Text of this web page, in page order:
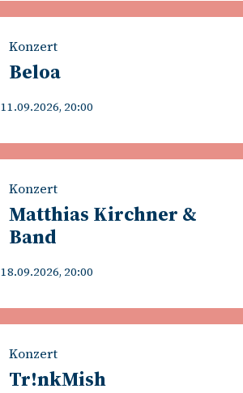
Konzert
Beloa
11.09.2026, 20:00
Konzert
Matthias Kirchner &
Band
18.09.2026, 20:00
Konzert
Tr!nkMish